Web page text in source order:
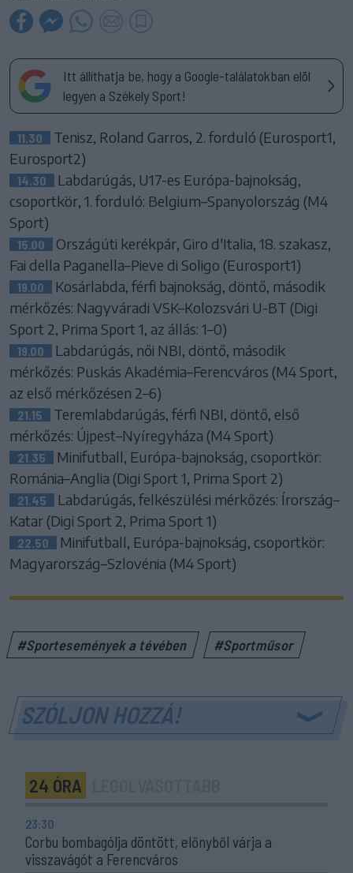
Itt állíthatja be, hogy a Google-találatokban elöl
legyen a Székely Sport!
11.30
Tenisz, Roland Garros, 2. forduló (Eurosport1,
Eurosport2)
14.30
Labdarúgás, U17-es Európa-bajnokság,
csoportkör, 1. forduló: Belgium–Spanyolország (M4
Sport)
15.00
Országúti kerékpár, Giro d'Italia, 18. szakasz,
Fai della Paganella–Pieve di Soligo (Eurosport1)
19.00
Kosárlabda, férfi bajnokság, döntő, második
mérkőzés: Nagyváradi VSK–Kolozsvári U-BT (Digi
Sport 2, Prima Sport 1, az állás: 1–0)
19.00
Labdarúgás, női NBI, döntő, második
mérkőzés: Puskás Akadémia–Ferencváros (M4 Sport,
az első mérkőzésen 2–6)
21.15
Teremlabdarúgás, férfi NBI, döntő, első
mérkőzés: Újpest–Nyíregyháza (M4 Sport)
21.35
Minifutball, Európa-bajnokság, csoportkör:
Románia–Anglia (Digi Sport 1, Prima Sport 2)
21.45
Labdarúgás, felkészülési mérkőzés: Írország–
Katar (Digi Sport 2, Prima Sport 1)
22.50
Minifutball, Európa-bajnokság, csoportkör:
Magyarország–Szlovénia (M4 Sport)
#Sportesemények a tévében #Sportműsor
SZÓLJON HOZZÁ!
24 ÓRA
23:30
Corbu bombagólja döntött, előnyből várja a
visszavágót a Ferencváros